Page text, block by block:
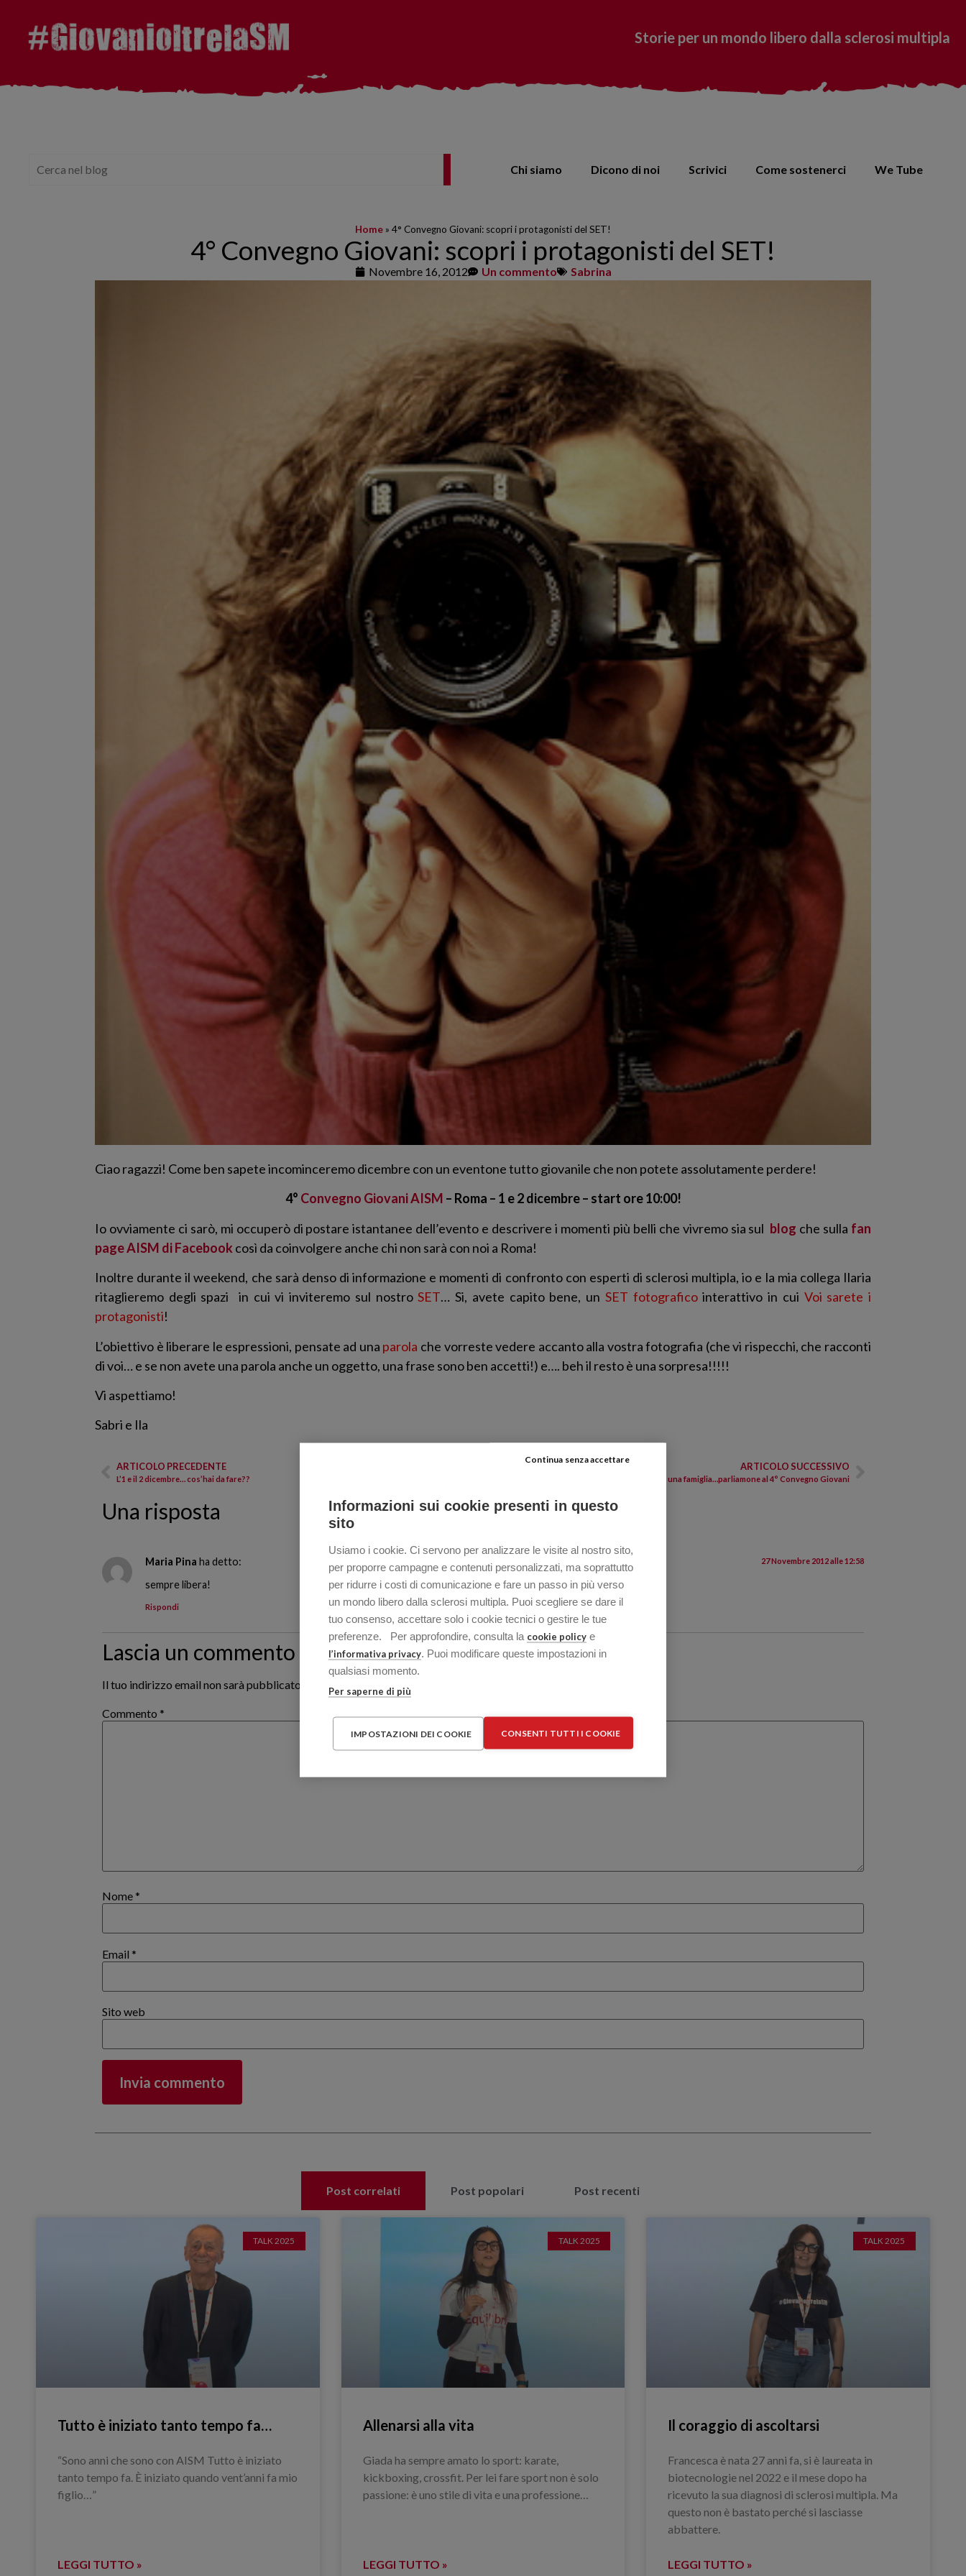
Storie per un mondo libero dalla sclerosi multipla
Chi siamo Dicono di noi Scrivici Come sostenerci We Tube
Home » 4° Convegno Giovani: scopri i protagonisti del SET!
4° Convegno Giovani: scopri i protagonisti del SET!
Novembre 16, 2012 Un commento Sabrina
Ciao ragazzi! Come ben sapete incominceremo dicembre con un eventone tutto giovanile che non potete assolutamente perdere!
4° Convegno Giovani AISM – Roma – 1 e 2 dicembre – start ore 10:00!
Io ovviamente ci sarò, mi occuperò di postare istantanee dell’evento e descrivere i momenti più belli che vivremo sia sul blog che sulla fan
page AISM di Facebook così da coinvolgere anche chi non sarà con noi a Roma!
Inoltre durante il weekend, che sarà denso di informazione e momenti di confronto con esperti di sclerosi multipla, io e la mia collega Ilaria
ritaglieremo degli spazi in cui vi inviteremo sul nostroSET… Si, avete capito bene, un SET fotograficointerattivo in cui Voi sarete i
protagonisti!
L’obiettivo è liberare le espressioni, pensate ad una parola che vorreste vedere accanto alla vostra fotografia (che vi rispecchi, che racconti
di voi… e se non avete una parola anche un oggetto, una frase sono ben accetti!) e…. beh il resto è una sorpresa!!!!!
Vi aspettiamo!
Sabri e Ila
ARTICOLO PRECEDENTE
L’1 e il 2 dicembre… cos’hai da fare??
ARTICOLO SUCCESSIVO
Costruire una famiglia…parliamone al 4° Convegno Giovani
Una risposta
Maria Pina ha detto: 27 Novembre 2012 alle 12:58
sempre libera!
Rispondi
Lascia un commento
Il tuo indirizzo email non sarà pubblicato.
Commento *
Nome *
Email *
Sito web
Post correlati Post popolari Post recenti
TALK 2025
Tutto è iniziato tanto tempo fa…
“Sono anni che sono con AISM Tutto è iniziato
tanto tempo fa. È iniziato quando vent’anni fa mio
figlio…”
LEGGI TUTTO »
TALK 2025
Allenarsi alla vita
Giada ha sempre amato lo sport: karate,
kickboxing, crossfit. Per lei fare sport non è solo
passione: è uno stile di vita e una professione…
LEGGI TUTTO »
TALK 2025
Il coraggio di ascoltarsi
Francesca è nata 27 anni fa, si è laureata in
biotecnologie nel 2022 e il mese dopo ha
ricevuto la sua diagnosi di sclerosi multipla. Ma
questo non è bastato perché si lasciasse
abbattere.
LEGGI TUTTO »
Informazioni sui cookie presenti in questo
sito
Usiamo i cookie. Ci servono per analizzare le visite al nostro sito,
per proporre campagne e contenuti personalizzati, ma soprattutto
per ridurre i costi di comunicazione e fare un passo in più verso
un mondo libero dalla sclerosi multipla. Puoi scegliere se dare il
tuo consenso, accettare solo i cookie tecnici o gestire le tue
preferenze. Per approfondire, consulta la cookie policy e
l’informativa privacy. Puoi modificare queste impostazioni in
qualsiasi momento.
Per saperne di più
IMPOSTAZIONI DEI COOKIE CONSENTI TUTTI I COOKIE
Continua senza accettare